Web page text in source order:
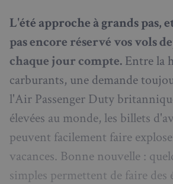
L'été approche à grands pas,
pas encore réservé vos vols
chaque jour compte. Entre la
carburants, une demande
l'Air Passenger Duty
élevées au monde, les billets
peuvent facilement faire
vacances. Bonne nouvelle :
simples permettent de faire des